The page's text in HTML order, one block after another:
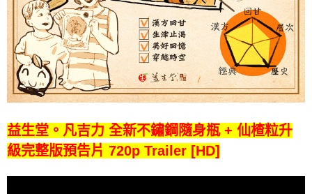
益生堂。凡吉力 全新不鏽鋼隨身瓶 + 仙楂粒升
級完整版預告片 720p Trailer [HD]